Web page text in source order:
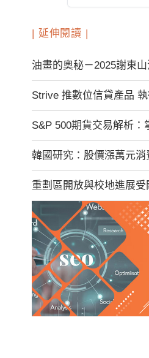
| 延伸閱讀 |
油畫的奧秘－2025謝東
Strive 推數位信貸產品
S&P 500期貨交易解析
韓國研究：股價漲萬元
重劃區開放與校地進展